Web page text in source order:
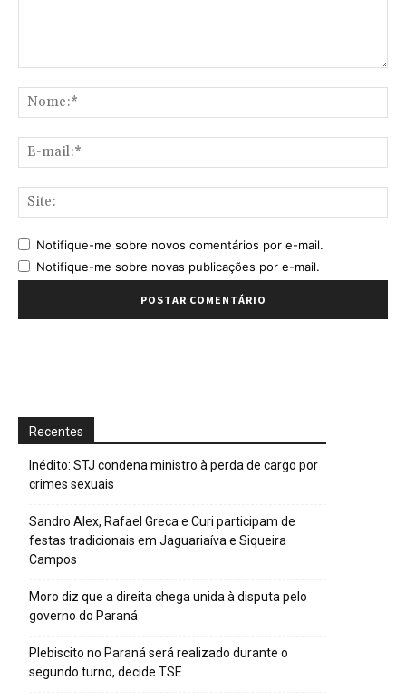
Notifique-me sobre novos comentários por e-mail.
Notifique-me sobre novas publicações por e-mail.
Recentes
Inédito: STJ condena ministro à perda de cargo por
crimes sexuais
Sandro Alex, Rafael Greca e Curi participam de
festas tradicionais em Jaguariaíva e Siqueira
Campos
Moro diz que a direita chega unida à disputa pelo
governo do Paraná
Plebiscito no Paraná será realizado durante o
segundo turno, decide TSE